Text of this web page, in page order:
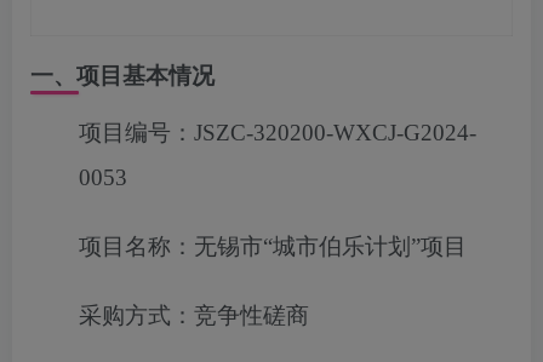
一、项目基本情况
项目编号： JSZC-320200-WXCJ-G2024-
0053
项目名称： 无锡市“城市伯乐计划”项目
采购方式： 竞争性磋商